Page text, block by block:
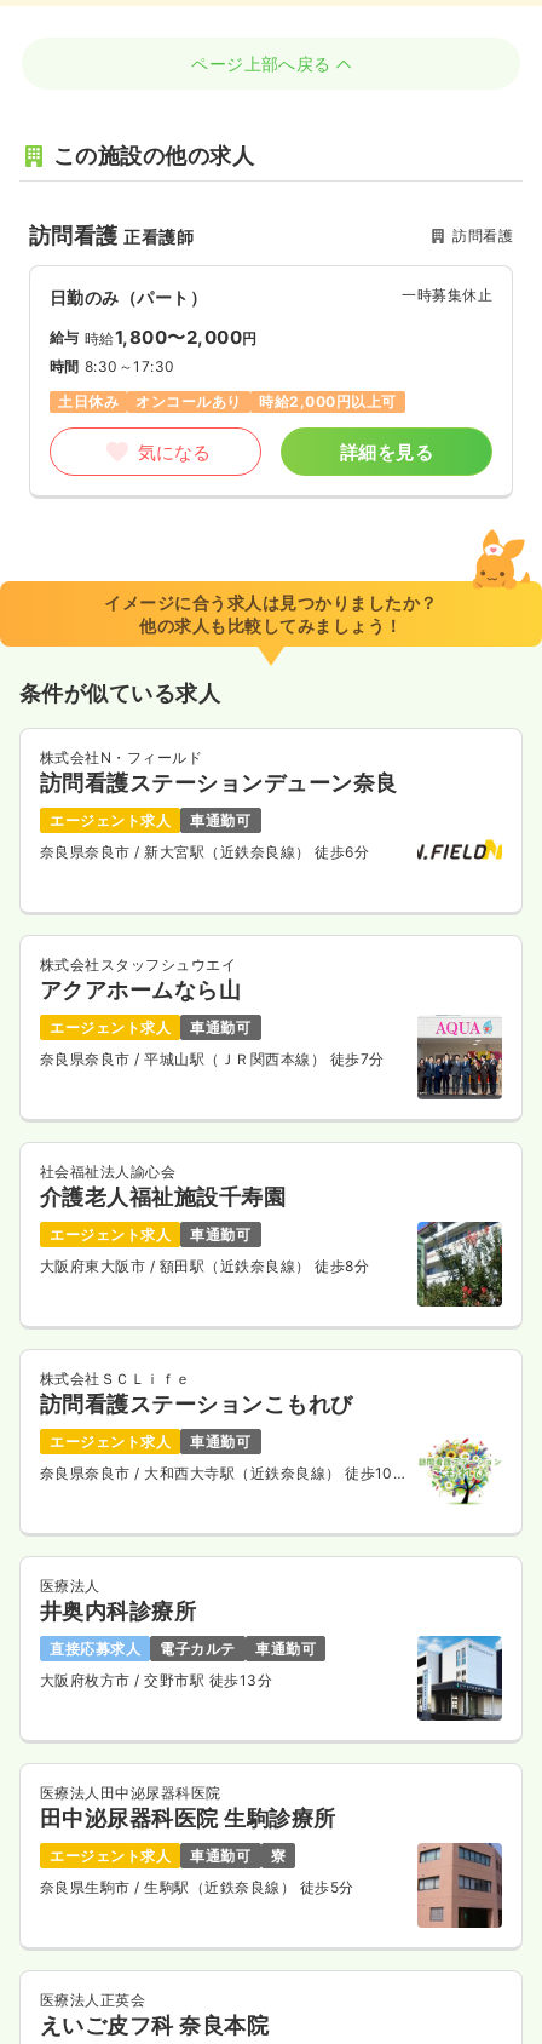
ページ上部へ戻る
この施設の他の求人
訪問看護正看護師 訪問看護
日勤のみ（パート） 一時募集休止
給与 時給1,800〜2,000円
時間 8:30～17:30
土日休み
オンコールあり 時給2,000円以上可
気になる 詳細を見る
イメージに合う求人は見つかりましたか？
他の求人も比較してみましょう！
条件が似ている求人
株式会社N・フィールド
訪問看護ステーションデューン奈良
エージェント求人
車通勤可
奈良県奈良市 / 新大宮駅（近鉄奈良線） 徒歩6分
株式会社スタッフシュウエイ
アクアホームなら山
エージェント求人
車通勤可
奈良県奈良市 / 平城山駅（ＪＲ関西本線） 徒歩7分
社会福祉法人諭心会
介護老人福祉施設千寿園
エージェント求人
車通勤可
大阪府東大阪市 / 額田駅（近鉄奈良線） 徒歩8分
株式会社ＳＣＬｉｆｅ
訪問看護ステーションこもれび
エージェント求人
車通勤可
奈良県奈良市 / 大和西大寺駅（近鉄奈良線） 徒歩10
医療法人
井奥内科診療所
直接応募求人 電子カルテ
車通勤可
大阪府枚方市 / 交野市駅 徒歩13分
医療法人田中泌尿器科医院
田中泌尿器科医院 生駒診療所
エージェント求人 車通勤可
寮
奈良県生駒市 / 生駒駅（近鉄奈良線） 徒歩5分
医療法人正英会
えいご皮フ科 奈良本院